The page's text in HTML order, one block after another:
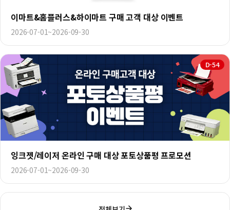
이마트&홈플러스&하이마트 구매 고객 대상 이벤트
2026-07-01~2026-09-30
D-54
잉크젯/레이저 온라인 구매 대상 포토상품평 프로모션
2026-07-01~2026-09-30